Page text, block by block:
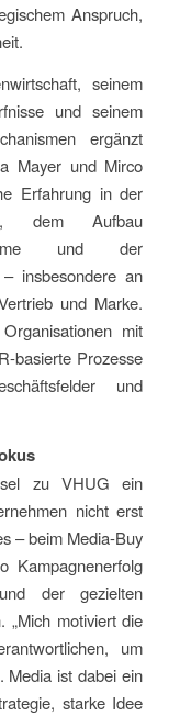
Anspruch,
seinem
und seinem
ergänzt
Mayer und Mirco
Erfahrung in der
dem Aufbau
und der
insbesondere an
und Marke.
mit
basierte Prozesse
und
zu VHUG ein
nicht erst
– beim Media-Buy
Kampagnenerfolg
der gezielten
„Mich motiviert die
um
Media ist dabei ein
starke Idee